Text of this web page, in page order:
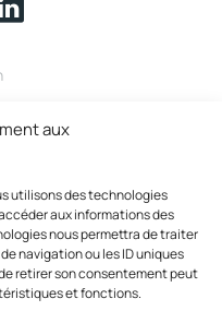
aux
utilisons des technologies
aux informations des
nous permettra de traiter
navigation ou les ID uniques
retirer son consentement peut
et fonctions.
la famille